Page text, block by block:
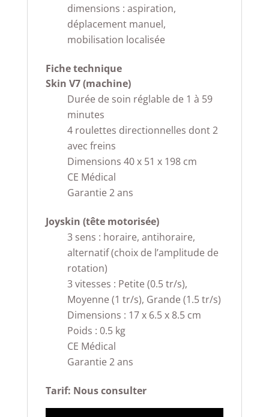
dimensions : aspiration,
déplacement manuel,
mobilisation localisée
Fiche technique
Skin V7 (machine)
Durée de soin réglable de 1 à 59
minutes
4 roulettes directionnelles dont 2
avec freins
Dimensions 40 x 51 x 198 cm
CE Médical
Garantie 2 ans
Joyskin (tête motorisée)
3 sens : horaire, antihoraire,
alternatif (choix de l’amplitude de
rotation)
3 vitesses : Petite (0.5 tr/s),
Moyenne (1 tr/s), Grande (1.5 tr/s)
Dimensions : 17 x 6.5 x 8.5 cm
Poids : 0.5 kg
CE Médical
Garantie 2 ans
Tarif: Nous consulter